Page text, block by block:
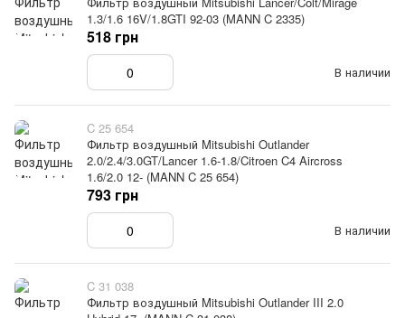
1.3/1.6 16V/1.8GTI 92-03 (MANN C 2335)
В наличии
518 грн
C 25 654
Фильтр воздушный Mitsubishi Outlander
2.0/2.4/3.0GT/Lancer 1.6-1.8/Citroen C4 Aircross
1.6/2.0 12- (MANN C 25 654)
В наличии
793 грн
C 31 038
Фильтр воздушный Mitsubishi Outlander III 2.0